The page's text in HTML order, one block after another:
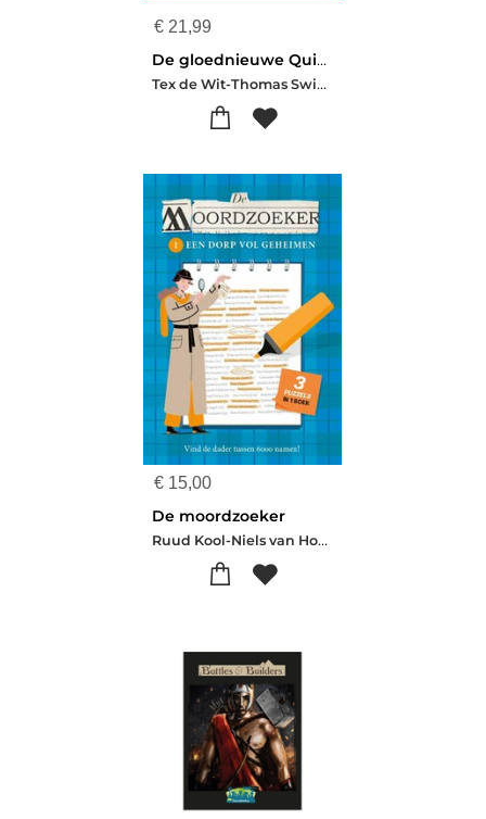
€ 21,99
De gloednieuwe QuizPuzzels
Tex de Wit-Thomas Swierts
€ 15,00
De moordzoeker
Ruud Kool-Niels van Hoorn